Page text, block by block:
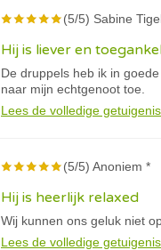
(5/5) Sabine
Hij is liever en
De druppels heb ik in
naar mijn echtgenoot toe.
Lees de volledige getuigenis
(5/5) Anoniem *
Hij is heerlijk relaxed
Wij kunnen ons geluk niet
Lees de volledige getuigenis